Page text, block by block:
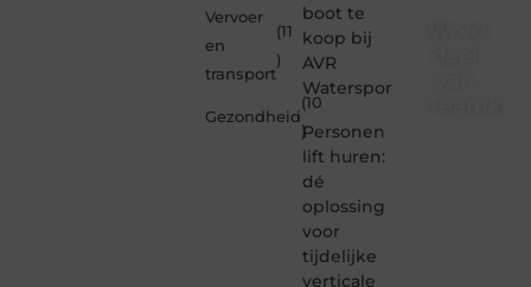
Vervoer
en
transport
(11
)
Gezondheid
(10
)
boot te
koop bij
AVR
Watersport
Personen
lift huren:
dé
oplossing
voor
tijdelijke
verticale